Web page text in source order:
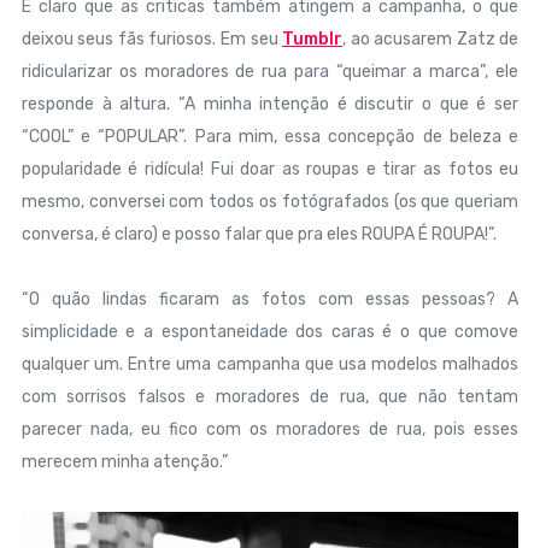
É claro que as criticas também atingem a campanha, o que
deixou seus fãs furiosos. Em seu Tumblr, ao acusarem Zatz de
ridicularizar os moradores de rua para “queimar a marca”, ele
responde à altura. “A minha intenção é discutir o que é ser
“COOL” e “POPULAR”. Para mim, essa concepção de beleza e
popularidade é ridícula! Fui doar as roupas e tirar as fotos eu
mesmo, conversei com todos os fotógrafados (os que queriam
conversa, é claro) e posso falar que pra eles ROUPA É ROUPA!”.
“O quão lindas ficaram as fotos com essas pessoas? A
simplicidade e a espontaneidade dos caras é o que comove
qualquer um. Entre uma campanha que usa modelos malhados
com sorrisos falsos e moradores de rua, que não tentam
parecer nada, eu fico com os moradores de rua, pois esses
merecem minha atenção.”